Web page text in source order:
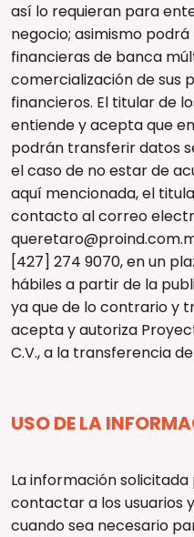
así lo requieran para
negocio; asimismo
financieras de banca
comercialización de sus
financieros. El titular de
entiende y acepta que
podrán transferir datos
el caso de no estar de
aquí mencionada, el
contacto al correo
[427] 274 9070, en un
hábiles a partir de la
ya que de lo contrario y
acepta y autoriza
C.V., a la transferencia
USO DE LA
La información
contactar a los usuarios
cuando sea necesario